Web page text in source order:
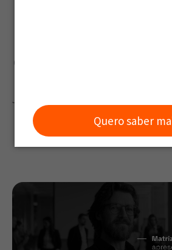
Quero saber
aos
Julia Ferreira